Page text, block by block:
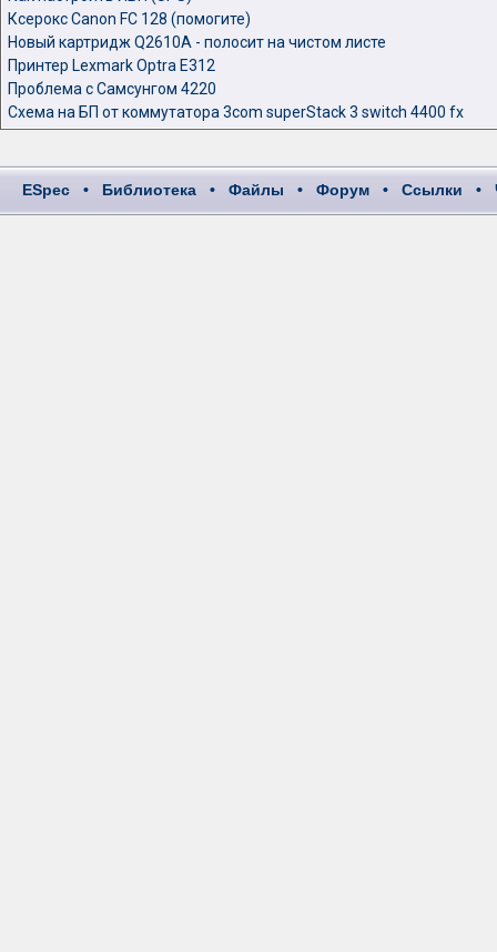
Ксерокс Canon FC 128 (помогите)
Новый картридж Q2610A - полосит на чистом листе
Принтер Lexmark Optra E312
Проблема с Самсунгом 4220
Схема на БП от коммутатора 3com superStack 3 switch 4400 fx
ESpec • Библиотека • Файлы • Форум • Ссылки •